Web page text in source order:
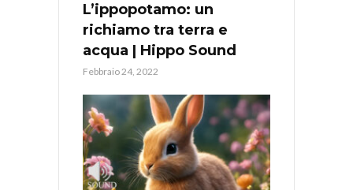
L’ippopotamo: un
richiamo tra terra e
acqua | Hippo Sound
Febbraio 24, 2022